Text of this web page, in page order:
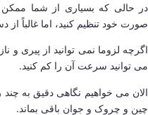
در حالی که بسیاری از شما
صورت خود تنظیم کنید، اما غالباً
اگرچه لزوما نمی توانید از پیری و
می توانید سرعت آن را کم کنید.
الان می خواهیم نگاهی دقیق به
چین و چروک و جوان باقی بماند.